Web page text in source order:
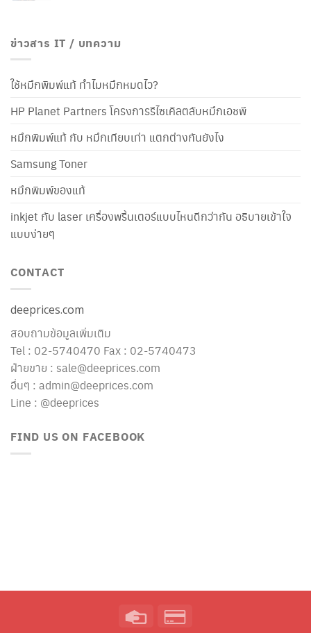
ข่าวสาร IT / บทความ
ใช้หมึกพิมพ์แท้ ทำไมหมึกหมดไว?
HP Planet Partners โครงการรีไซเคิลตลับหมึกเอชพี
หมึกพิมพ์แท้ กับ หมึกเทียบเท่า แตกต่างกันยังไง
Samsung Toner
หมึกพิมพ์ของแท้
inkjet กับ laser เครื่องพริ้นเตอร์แบบไหนดีกว่ากัน อธิบายเข้าใจ
แบบง่ายๆ
CONTACT
deeprices.com
สอบถามข้อมูลเพิ่มเติม
Tel : 02-5740470 Fax : 02-5740473
ฝ่ายขาย : sale@deeprices.com
อื่นๆ : admin@deeprices.com
Line : @deeprices
FIND US ON FACEBOOK
Credit